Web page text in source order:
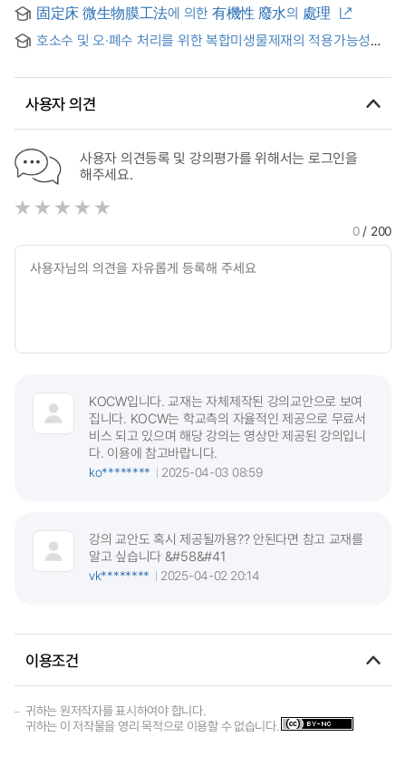
미생물에 의한 시안 화합물의 생물학적 처리 및 분해 기작
固定床 微生物膜工法에 의한 有機性 廢水의 處理
호소수 및 오·폐수 처리를 위한 복합미생물제재의 적용가능성
사용자 의견
사용자 의견등록 및 강의평가를 위해서는 로그인을
해주세요.
0/ 200
KOCW입니다. 교재는 자체제작된 강의교안으로 보여
집니다. KOCW는 학교측의 자율적인 제공으로 무료서
비스 되고 있으며 해당 강의는 영상만 제공된 강의입니
다. 이용에 참고바랍니다.
ko********
2025-04-03 08:59
강의 교안도 혹시 제공될까용?? 안된다면 참고 교재를
알고 싶습니다 &#58&#41
vk********
2025-04-02 20:14
이용조건
귀하는 원저작자를 표시하여야 합니다.
귀하는 이 저작물을 영리 목적으로 이용할 수 없습니다.